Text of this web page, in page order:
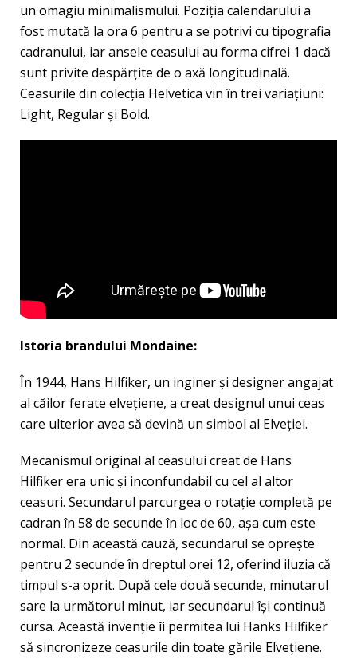
un omagiu minimalismului. Poziţia calendarului a
fost mutată la ora 6 pentru a se potrivi cu tipografia
cadranului, iar ansele ceasului au forma cifrei 1 dacă
sunt privite despărțite de o axă longitudinală.
Ceasurile din colecția Helvetica vin în trei variațiuni:
Light, Regular și Bold.
Istoria brandului Mondaine:
În 1944, Hans Hilfiker, un inginer şi designer angajat
al căilor ferate elveţiene, a creat designul unui ceas
care ulterior avea să devină un simbol al Elveţiei.
Mecanismul original al ceasului creat de Hans
Hilfiker era unic şi inconfundabil cu cel al altor
ceasuri. Secundarul parcurgea o rotaţie completă pe
cadran în 58 de secunde în loc de 60, aşa cum este
normal. Din această cauză, secundarul se opreşte
pentru 2 secunde în dreptul orei 12, oferind iluzia că
timpul s-a oprit. După cele două secunde, minutarul
sare la următorul minut, iar secundarul îşi continuă
cursa. Această invenţie îi permitea lui Hanks Hilfiker
să sincronizeze ceasurile din toate gările Elveţiene.